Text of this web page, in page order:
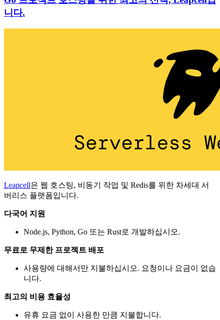
니다.
Leapcell은 웹 호스팅, 비동기 작업 및 Redis를 위한 차세대 서
버리스 플랫폼입니다.
다국어 지원
Node.js, Python, Go 또는 Rust로 개발하십시오.
무료로 무제한 프로젝트 배포
사용량에 대해서만 지불하십시오. 요청이나 요금이 없습
니다.
최고의 비용 효율성
유휴 요금 없이 사용한 만큼 지불합니다.